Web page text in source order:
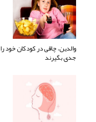
والدین، چاقی در کودکان خود را
جدی بگیرند